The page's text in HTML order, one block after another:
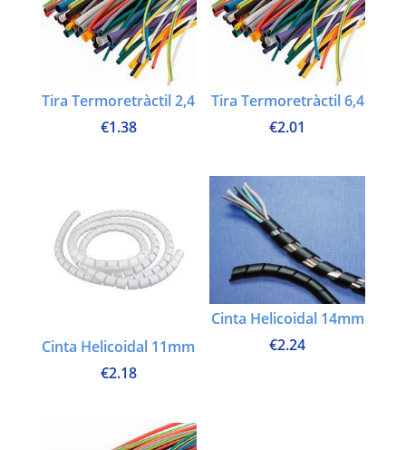
Tira Termoretràctil 2,4
€1.38
Tira Termoretràctil 6,4
€2.01
Cinta Helicoidal 11mm
€2.18
Cinta Helicoidal 14mm
€2.24